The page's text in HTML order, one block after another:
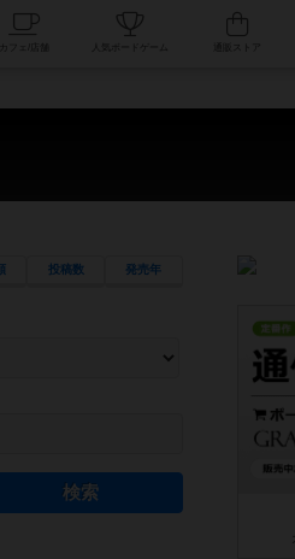
人気ボードゲーム
投稿数 発売年
定することができます。マニュアルを読む時間
ステムを理解できるよう、中世ファンタジ
システムです。主にボードゲームに慣れてい